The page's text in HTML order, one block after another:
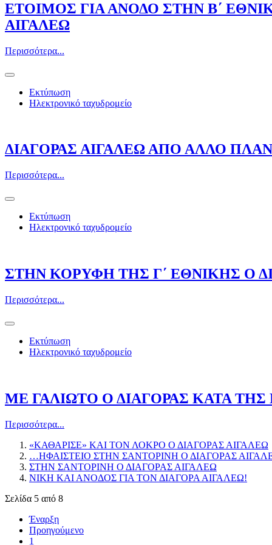
ΕΤΟΙΜΟΣ ΓΙΑ ΑΝΟΔΟ ΣΤΗΝ Β΄
ΑΙΓΑΛΕΩ
Περισσότερα...
Εκτύπωση
Ηλεκτρονικό ταχυδρομείο
ΔΙΑΓΟΡΑΣ ΑΙΓΑΛΕΩ ΑΠΟ ΑΛΛΟ
Περισσότερα...
Εκτύπωση
Ηλεκτρονικό ταχυδρομείο
ΣΤΗΝ ΚΟΡΥΦΗ ΤΗΣ Γ΄ ΕΘΝΙΚΗΣ Ο
Περισσότερα...
Εκτύπωση
Ηλεκτρονικό ταχυδρομείο
ΜΕ ΓΑΛΙΩΤΟ Ο ΔΙΑΓΟΡΑΣ ΚΑΤΑ
Περισσότερα...
«ΚΑΘΑΡΙΣΕ» ΚΑΙ ΤΟΝ ΛΟΚΡΟ Ο ΔΙΑΓΟΡΑΣ ΑΙΓΑΛΕΩ
…ΗΦΑΙΣΤΕΙΟ ΣΤΗΝ ΣΑΝΤΟΡΙΝΗ Ο ΔΙΑΓΟΡΑΣ
ΣΤΗΝ ΣΑΝΤΟΡΙΝΗ Ο ΔΙΑΓΟΡΑΣ ΑΙΓΑΛΕΩ
ΝΙΚΗ ΚΑΙ ΑΝΟΔΟΣ ΓΙΑ ΤΟΝ ΔΙΑΓΟΡΑ ΑΙΓΑΛΕΩ!
Σελίδα 5 από 8
Έναρξη
Προηγούμενο
1